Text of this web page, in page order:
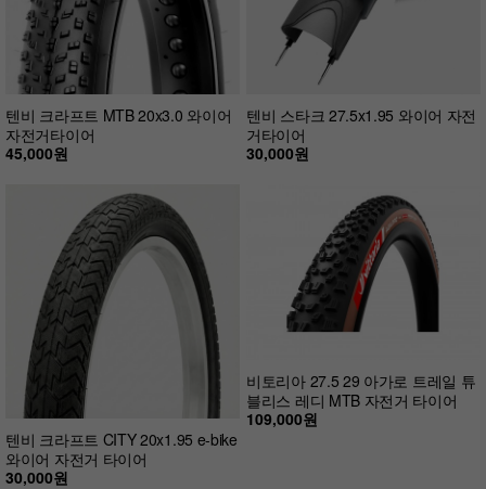
텐비 크라프트 MTB 20x3.0 와이어
자전거타이어
45,000원
텐비 스타크 27.5x1.95 와이어 자전
거타이어
30,000원
텐비 크라프트 CITY 20x1.95 e-bike
와이어 자전거 타이어
30,000원
비토리아 27.5 29 아가로 트레일 튜
블리스 레디 MTB 자전거 타이어
109,000원